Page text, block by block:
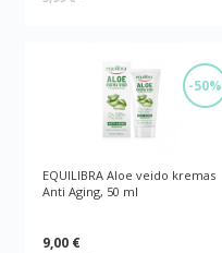
-50%
EQUILIBRA Aloe veido kremas
Anti Aging, 50 ml
9,00 €